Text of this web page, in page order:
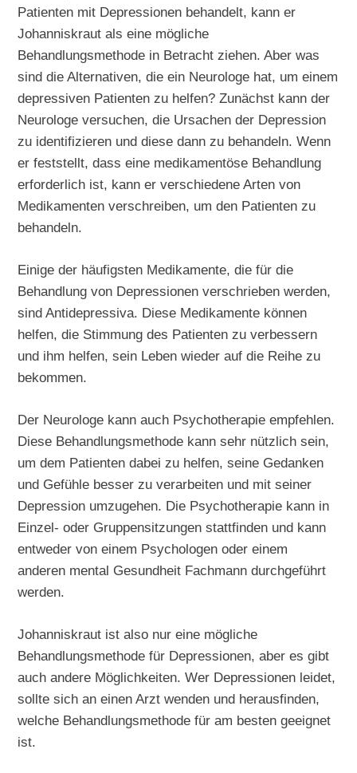
Patienten mit Depressionen behandelt, kann er
Johanniskraut als eine mögliche
Behandlungsmethode in Betracht ziehen. Aber was
sind die Alternativen, die ein Neurologe hat, um einem
depressiven Patienten zu helfen? Zunächst kann der
Neurologe versuchen, die Ursachen der Depression
zu identifizieren und diese dann zu behandeln. Wenn
er feststellt, dass eine medikamentöse Behandlung
erforderlich ist, kann er verschiedene Arten von
Medikamenten verschreiben, um den Patienten zu
behandeln.
Einige der häufigsten Medikamente, die für die
Behandlung von Depressionen verschrieben werden,
sind Antidepressiva. Diese Medikamente können
helfen, die Stimmung des Patienten zu verbessern
und ihm helfen, sein Leben wieder auf die Reihe zu
bekommen.
Der Neurologe kann auch Psychotherapie empfehlen.
Diese Behandlungsmethode kann sehr nützlich sein,
um dem Patienten dabei zu helfen, seine Gedanken
und Gefühle besser zu verarbeiten und mit seiner
Depression umzugehen. Die Psychotherapie kann in
Einzel- oder Gruppensitzungen stattfinden und kann
entweder von einem Psychologen oder einem
anderen mental Gesundheit Fachmann durchgeführt
werden.
Johanniskraut ist also nur eine mögliche
Behandlungsmethode für Depressionen, aber es gibt
auch andere Möglichkeiten. Wer Depressionen leidet,
sollte sich an einen Arzt wenden und herausfinden,
welche Behandlungsmethode für am besten geeignet
ist.